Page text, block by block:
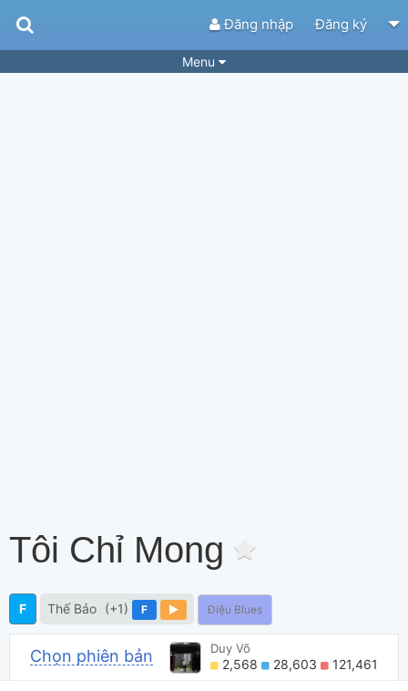
Đăng nhập Đăng ký
Menu
Tôi Chỉ Mong
F Thế Bảo (+1) F Điệu Blues
Chọn phiên bản Duy Võ
2,568 28,603 121,461